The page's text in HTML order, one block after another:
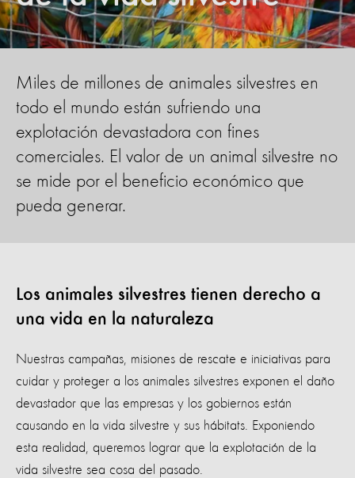
Miles de millones de animales silvestres en
todo el mundo están sufriendo una
explotación devastadora con fines
comerciales. El valor de un animal silvestre no
se mide por el beneficio económico que
pueda generar.
Los animales silvestres tienen derecho a
una vida en la naturaleza
Nuestras campañas, misiones de rescate e iniciativas para
cuidar y proteger a los animales silvestres exponen el daño
devastador que las empresas y los gobiernos están
causando en la vida silvestre y sus hábitats. Exponiendo
esta realidad, queremos lograr que la explotación de la
vida silvestre sea cosa del pasado.